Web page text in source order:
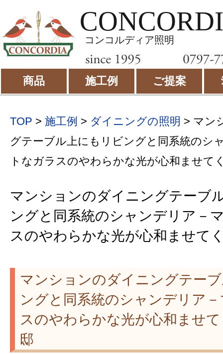
コンコルディア照明
商品 施工例 ご提案
TOP > 施工例 > ダイニングの照明 > マン
グテーブル上にもリビングと同系統のシ
トなガラスのやわらかな光が心和ませ
マンションのダイニングテーブ
ングと同系統のシャンデリア－
スのやわらかな光が心和ませて
マンションのダイニングテー
ングと同系統のシャンデリア
スのやわらかな光が心和ませ
邸